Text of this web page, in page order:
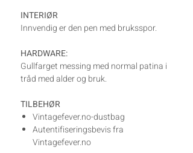
INTERIØR
Innvendig er den pen med bruksspor.
HARDWARE:
Gullfarget messing med normal patina i
tråd med alder og bruk.
TILBEHØR
Vintagefever.no-dustbag
Autentifiseringsbevis fra
Vintagefever.no